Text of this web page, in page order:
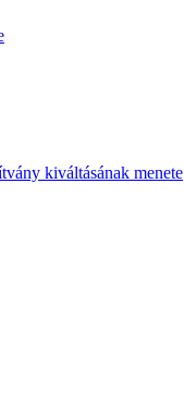
kiváltásának menete